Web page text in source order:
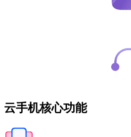
云手机核心功能